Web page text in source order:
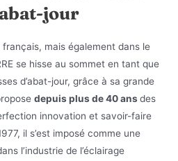
jour
mais également dans le
se hisse au sommet en tant que
d’abat-jour, grâce à sa grande
depuis plus de 40 ansdes
innovation et savoir-faire
il s’est imposé comme une
l’industrie de l’éclairage